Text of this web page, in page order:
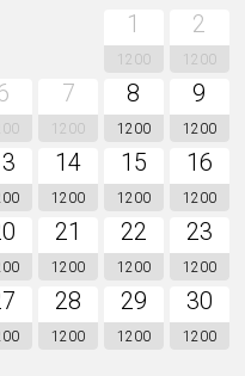
1
1200
2
1200
7
1200
8
1200
9
1200
14
1200
15
1200
16
1200
21
1200
22
1200
23
1200
28
1200
29
1200
30
1200